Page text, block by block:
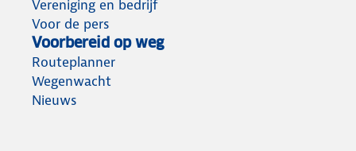
Vereniging en bedrijf
Voor de pers
Voorbereid op weg
Routeplanner
Wegenwacht
Nieuws